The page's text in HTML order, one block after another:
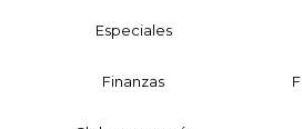
Especiales
Finanzas